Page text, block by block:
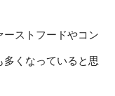
ストフードやコン
多くなっていると思